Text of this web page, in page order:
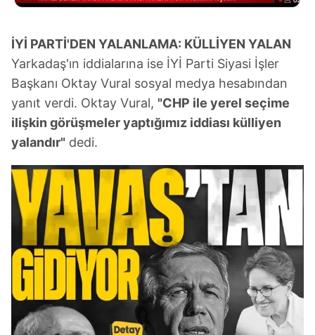
İYİ PARTİ'DEN YALANLAMA: KÜLLİYEN YALAN
Yarkadaş'ın iddialarına ise İYİ Parti Siyasi İşler
Başkanı Oktay Vural sosyal medya hesabından
yanıt verdi. Oktay Vural, "CHP ile yerel seçime
ilişkin görüşmeler yaptığımız iddiası külliyen
yalandır" dedi.